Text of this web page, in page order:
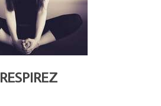
RESPIREZ